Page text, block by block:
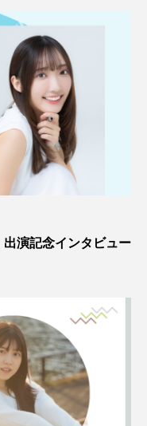
美女グラス
演記念インタビュー